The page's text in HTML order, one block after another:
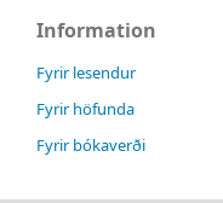
Information
Fyrir lesendur
Fyrir höfunda
Fyrir bókaverði